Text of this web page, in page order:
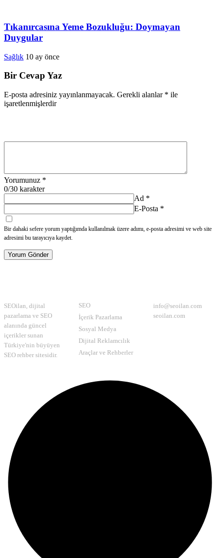
Tıkanırcasına Yeme Bozukluğu: Doymayan
Duygular
Sağlık 10 ay önce
Bir Cevap Yaz
E-posta adresiniz yayınlanmayacak. Gerekli alanlar * ile
işaretlenmişlerdir
Yorumunuz *
0/30 karakter
Ad *
E-Posta *
Bir dahaki sefere yorum yaptığımda kullanılmak üzere adımı, e-posta adresimi ve web site
adresimi bu tarayıcıya kaydet.
Yorum Gönder
SEOilan, dijital
pazarlama ve SEO
alanında güncel
içerikler sunan
Türkiye'nin büyüyen
SEO rehber sitesidir.
SEO
İçerik Pazarlama
Sosyal Medya
Dijital Reklamcılık
Araçlar ve Rehberler
info@seoilan.com
seoilan.com